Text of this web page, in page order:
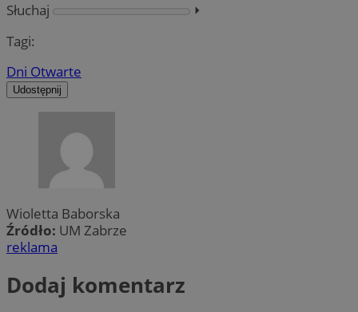
Słuchaj
⏵︎
Tagi:
Dni Otwarte
Udostępnij
Wioletta Baborska
Źródło: UM Zabrze
reklama
Dodaj komentarz